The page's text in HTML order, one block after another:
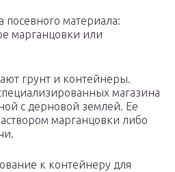
посевного материала:
марганцовки или
грунт и контейнеры.
магазина
с дерновой землей. Ее
марганцовки либо
к контейнеру для